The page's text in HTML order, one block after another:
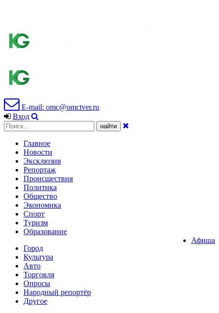
E-mail: omc@omctver.ru
Вход
Главное
Новости
Эксклюзив
Репортаж
Происшествия
Политика
Общество
Экономика
Спорт
Туризм
Образование
Афиша
Город
Культура
Авто
Торговля
Опросы
Народный репортёр
Другое